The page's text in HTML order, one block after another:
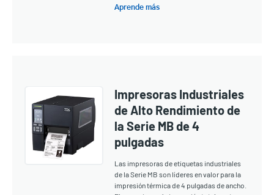
Aprende más
Impresoras Industriales
de Alto Rendimiento de
la Serie MB de 4
pulgadas
Las impresoras de etiquetas industriales
de la Serie MB son líderes en valor para la
impresión térmica de 4 pulgadas de ancho.